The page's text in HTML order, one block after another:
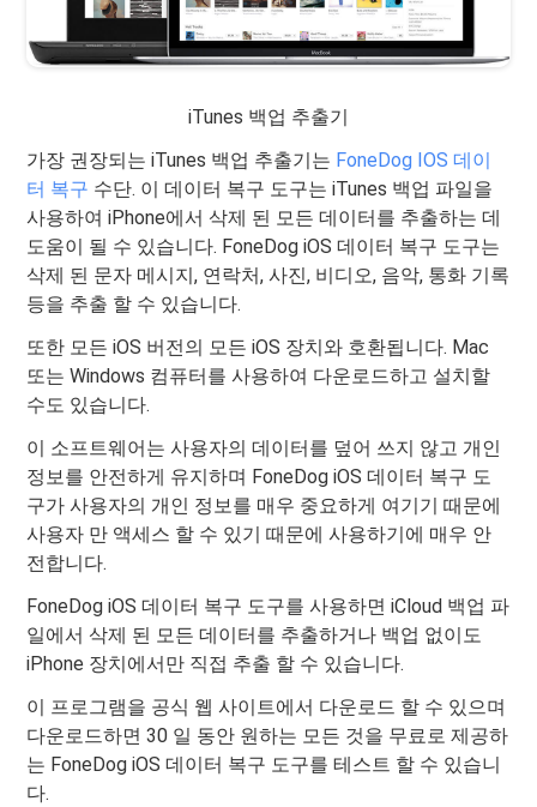
iTunes 백업 추출기
가장 권장되는 iTunes 백업 추출기는 FoneDog IOS 데이
터 복구 수단. 이 데이터 복구 도구는 iTunes 백업 파일을
사용하여 iPhone에서 삭제 된 모든 데이터를 추출하는 데
도움이 될 수 있습니다. FoneDog iOS 데이터 복구 도구는
삭제 된 문자 메시지, 연락처, 사진, 비디오, 음악, 통화 기록
등을 추출 할 수 있습니다.
또한 모든 iOS 버전의 모든 iOS 장치와 호환됩니다. Mac
또는 Windows 컴퓨터를 사용하여 다운로드하고 설치할
수도 있습니다.
이 소프트웨어는 사용자의 데이터를 덮어 쓰지 않고 개인
정보를 안전하게 유지하며 FoneDog iOS 데이터 복구 도
구가 사용자의 개인 정보를 매우 중요하게 여기기 때문에
사용자 만 액세스 할 수 있기 때문에 사용하기에 매우 안
전합니다.
FoneDog iOS 데이터 복구 도구를 사용하면 iCloud 백업 파
일에서 삭제 된 모든 데이터를 추출하거나 백업 없이도
iPhone 장치에서만 직접 추출 할 수 있습니다.
이 프로그램을 공식 웹 사이트에서 다운로드 할 수 있으며
다운로드하면 30 일 동안 원하는 모든 것을 무료로 제공하
는 FoneDog iOS 데이터 복구 도구를 테스트 할 수 있습니
다.